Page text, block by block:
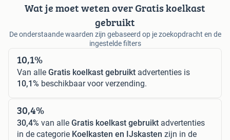
Wat je moet weten over Gratis koelkast
gebruikt
De onderstaande waarden zijn gebaseerd op je zoekopdracht en de
ingestelde filters
10,1%
Van alle Gratis koelkast gebruikt advertenties is
10,1% beschikbaar voor verzending.
30,4%
30,4% van alle Gratis koelkast gebruikt advertenties
in de categorie Koelkasten en IJskasten zijn in de